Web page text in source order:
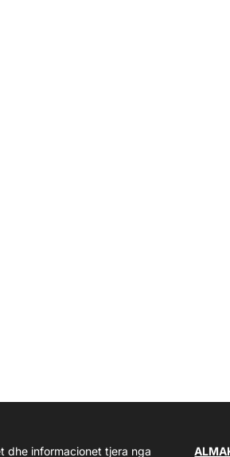
dhe informacionet tjera nga